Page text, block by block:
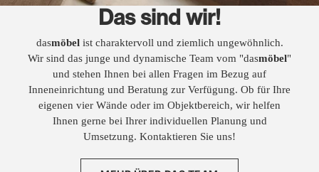
Das sind wir!
dasmöbelist charaktervoll und ziemlich ungewöhnlich.
Wir sind das junge und dynamische Team vom "dasmöbel"
und stehen Ihnen bei allen Fragen im Bezug auf
Inneneinrichtung und Beratung zur Verfügung. Ob für Ihre
eigenen vier Wände oder im Objektbereich, wir helfen
Ihnen gerne bei Ihrer individuellen Planung und
Umsetzung. Kontaktieren Sie uns!